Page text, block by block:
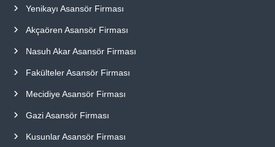
Yenikayı Asansör Firması
Akçaören Asansör Firması
Nasuh Akar Asansör Firması
Fakülteler Asansör Firması
Mecidiye Asansör Firması
Gazi Asansör Firması
Kusunlar Asansör Firması